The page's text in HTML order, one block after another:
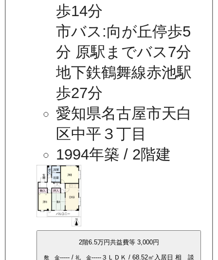
歩14分
市バス:向が丘停歩5
分 原駅までバス7分
地下鉄鶴舞線赤池駅
歩27分
愛知県名古屋市天白
区中平３丁目
1994年築 / 2階建
2階6.5万円共益費等 3,000円
敷 金-----/ 礼 金-----３ＬＤＫ / 68.52㎡ 入居日 相 談